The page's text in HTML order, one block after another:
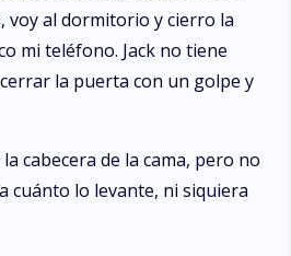
voy al dormitorio y cierro la
mi teléfono. Jack no tiene
la puerta con un golpe y
cabecera de la cama, pero no
cuánto lo levante, ni siquiera